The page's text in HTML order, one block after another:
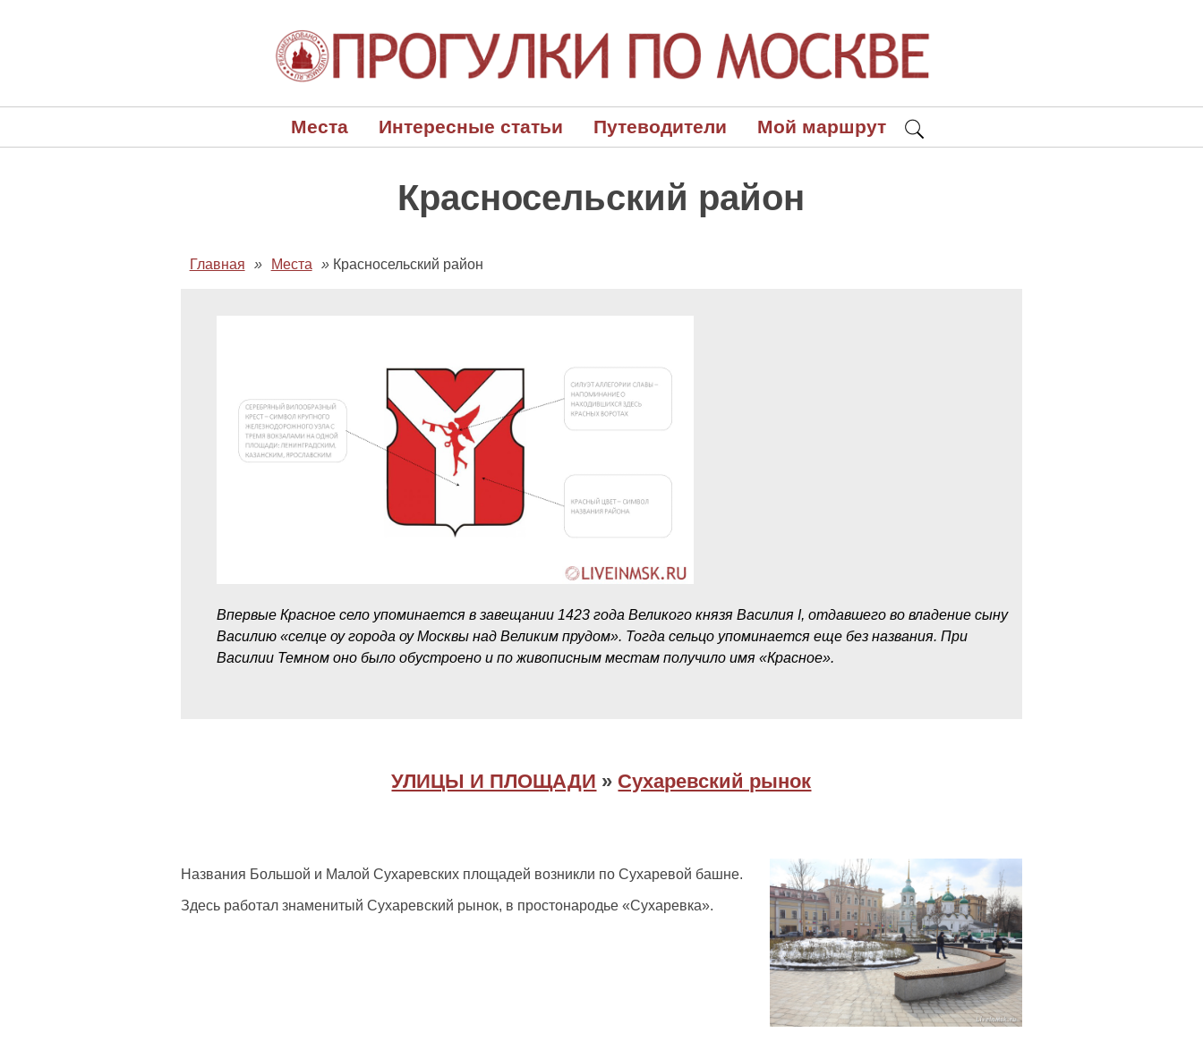
Места Интересные статьи Путеводители Мой маршрут
Красносельский район
Главная » Места »Красносельский район
Впервые Красное село упоминается в завещании 1423 года Великого князя Василия I, отдавшего во владение сыну
Василию «селце оу города оу Москвы над Великим прудом». Тогда сельцо упоминается еще без названия. При
Василии Темном оно было обустроено и по живописным местам получило имя «Красное».
УЛИЦЫ И ПЛОЩАДИ » Сухаревский рынок
Названия Большой и Малой Сухаревских площадей возникли по Сухаревой башне.
Здесь работал знаменитый Сухаревский рынок, в простонародье «Сухаревка».